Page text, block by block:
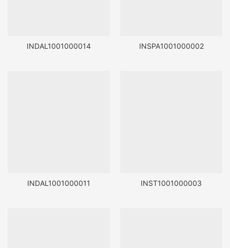
INDAL1001000014 INSPA1001000002
INDAL1001000011 INST1001000003